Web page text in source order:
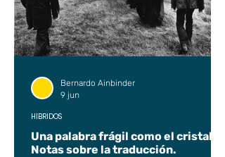
Una palabra frágil como el cristal.
Notas sobre la traducción.
HÍBRIDOS
Bernardo Ainbinder
9 jun